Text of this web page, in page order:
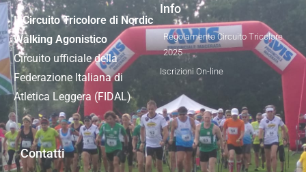
Il Circuito Tricolore di Nordic
Walking Agonistico
Circuito ufficiale della
Federazione Italiana di
Atletica Leggera (FIDAL)
Info
Regolamento Circuito Tricolore
2025
Iscrizioni On-line
Contatti